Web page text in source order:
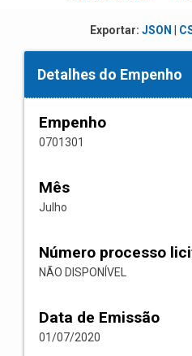
Exportar: JSON
Detalhes do Empenho
Empenho
0701301
Mês
Julho
Número processo
NÃO DISPONÍVEL
Data de Emissão
01/07/2020